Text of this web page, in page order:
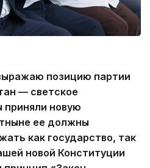
позицию партии
— светское
приняли новую
ее должны
как государство, так
новой Конституции